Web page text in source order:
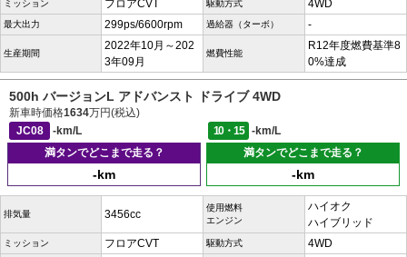
ミッション フロアCVT 駆動方式 4WD
最大出力 299ps/6600rpm 過給器（ターボ） -
生産期間
2022年10月～202
3年09月
燃費性能
R12年度燃費基準8
0%達成
500h バージョンL アドバンスト ドライブ 4WD
新車時価格1634万円(税込)
JC08
-km/L 10・15
-km/L
満タンでどこまで走る？
-km
満タンでどこまで走る？
-km
排気量 3456cc
使用燃料
エンジン
ハイオク
ハイブリッド
ミッション フロアCVT 駆動方式 4WD